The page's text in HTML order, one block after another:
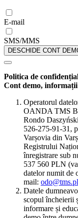
E-mail
SMS/MMS
DESCHIDE CONT
Politica de
Cont demo,
Operatorul
OANDA TMS
Rondo
526-275-91-31,
Varșovia din
Registrului
înregistrare sub
537 560 PLN
datelor numit de
mail: odo@tms.pl
Datele
scopul încheierii
informare și